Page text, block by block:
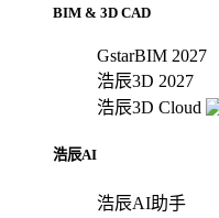
BIM & 3D CAD
GstarBIM 2027
浩辰3D 2027
浩辰3D Cloud
浩辰AI
浩辰AI助手